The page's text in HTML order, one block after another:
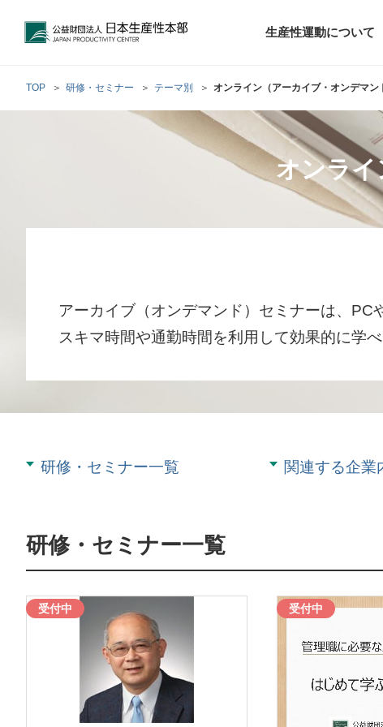
公益財団法人日本生産性本部
生産性運動について
トップメッセージ
生産性とは
生産性運動とは
最新の調査研究・
生産性に関する研
財団概要
評議員・理事・監
定款および業務
階層別研修
テーマ別研修
来月の研修・セミ
経営コンサルティ
経営コンサルタン
お客さまの声
TOP 研修・セミナー テーマ別 オンライン（アーカイブ・オンデマン
オンライ
アーカイブ（オンデマンド）セミナーは、
スキマ時間や通勤時間を利用して効果的に学べ
研修・セミナー一覧 関連する企業
研修・セミナー一覧
受付中 受付中